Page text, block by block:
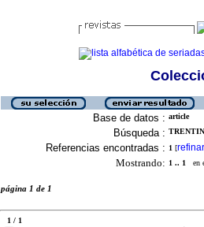
Base de datos : article
Búsqueda :
Referencias encontradas : 1 [refinar
Mostrando: 1 .. 1 en
página 1 de 1
1 / 1